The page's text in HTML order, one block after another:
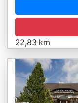
22,83 km